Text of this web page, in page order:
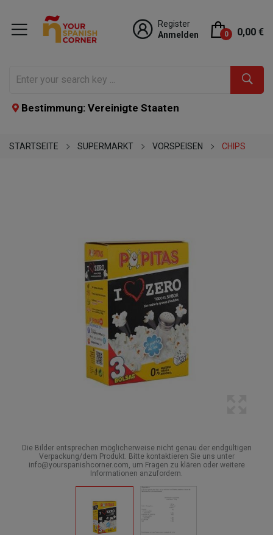
Register
Anmelden
0 0,00 €
Bestimmung: Vereinigte Staaten
STARTSEITE SUPERMARKT VORSPEISEN CHIPS
Die Bilder entsprechen möglicherweise nicht genau der endgültigen
Verpackung/dem Produkt. Bitte kontaktieren Sie uns unter
info@yourspanishcorner.com, um Fragen zu klären oder weitere
Informationen anzufordern.